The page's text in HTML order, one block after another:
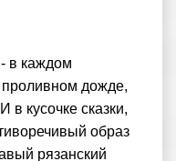
в каждом
дожде,
в кусочке сказки,
образ
рязанский